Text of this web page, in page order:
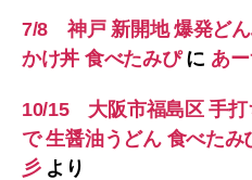
7/8 神戸 新開地 爆発どん
かけ丼 食べたみぴに あ
10/15 大阪市福島区 手打
で 生醤油うどん 食べたみ
彡より